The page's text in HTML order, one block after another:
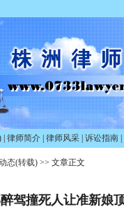
律师简介 律师风采 诉讼指南
态(转载) >> 文章正文
驾撞死人让准新娘